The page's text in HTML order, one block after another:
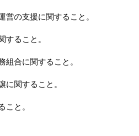
の支援に関すること。
ること。
合に関すること。
関すること。
と。